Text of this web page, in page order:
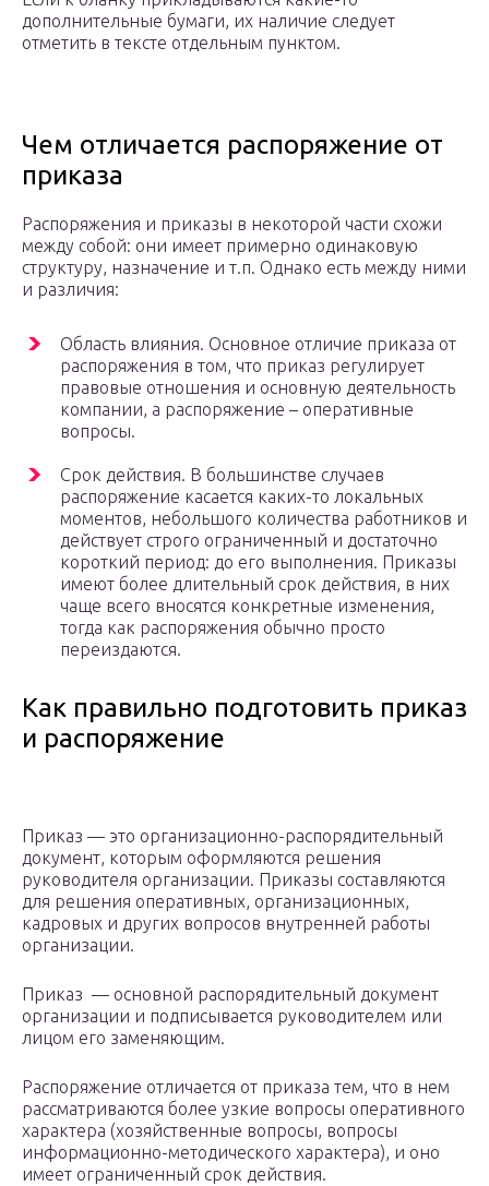
дополнительные бумаги, их наличие следует
отметить в тексте отдельным пунктом.
Чем отличается распоряжение от
приказа
Распоряжения и приказы в некоторой части схожи
между собой: они имеет примерно одинаковую
структуру, назначение и т.п. Однако есть между ними
и различия:
Область влияния. Основное отличие приказа от
распоряжения в том, что приказ регулирует
правовые отношения и основную деятельность
компании, а распоряжение – оперативные
вопросы.
Срок действия. В большинстве случаев
распоряжение касается каких-то локальных
моментов, небольшого количества работников и
действует строго ограниченный и достаточно
короткий период: до его выполнения. Приказы
имеют более длительный срок действия, в них
чаще всего вносятся конкретные изменения,
тогда как распоряжения обычно просто
переиздаются.
Как правильно подготовить приказ
и распоряжение
Приказ — это организационно-распорядительный
документ, которым оформляются решения
руководителя организации. Приказы составляются
для решения оперативных, организационных,
кадровых и других вопросов внутренней работы
организации.
Приказ — основной распорядительный документ
организации и подписывается руководителем или
лицом его заменяющим.
Распоряжение отличается от приказа тем, что в нем
рассматриваются более узкие вопросы оперативного
характера (хозяйственные вопросы, вопросы
информационно-методического характера), и оно
имеет ограниченный срок действия.